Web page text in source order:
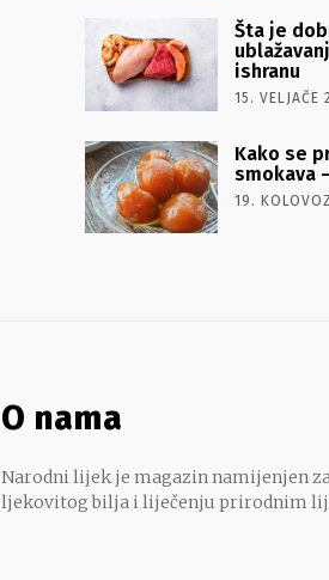
Šta je
ishranu
15. VELJAČE
Kako se
smokava
19.
O nama
Narodni lijek je magazin namijenjen
ljekovitog bilja i liječenju prirodnim